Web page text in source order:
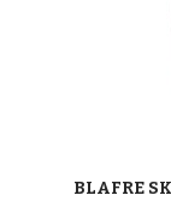
BLAFRE